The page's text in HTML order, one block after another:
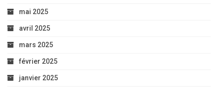
mai 2025
avril 2025
mars 2025
février 2025
janvier 2025